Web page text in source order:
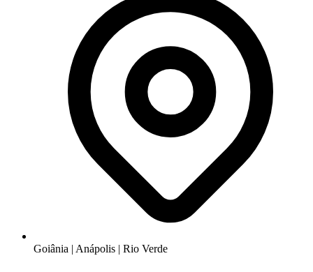
Goiânia | Anápolis | Rio Verde